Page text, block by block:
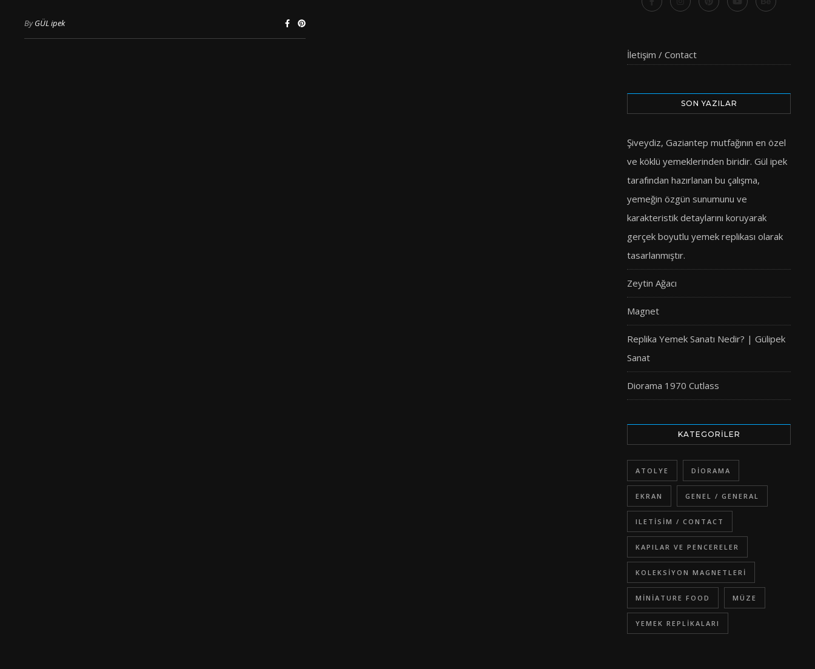
ByGÜL ipek
İletişim / Contact
SON YAZILAR
Şiveydiz, Gaziantep mutfağının en özel
ve köklü yemeklerinden biridir. Gül ipek
tarafından hazırlanan bu çalışma,
yemeğin özgün sunumunu ve
karakteristik detaylarını koruyarak
gerçek boyutlu yemek replikası olarak
tasarlanmıştır.
Zeytin Ağacı
Magnet
Replika Yemek Sanatı Nedir? | Gülipek
Sanat
Diorama 1970 Cutlass
KATEGORILER
ATOLYE DIORAMA
EKRAN GENEL / GENERAL
ILETISIM / CONTACT
KAPILAR VE PENCERELER
KOLEKSIYON MAGNETLERI
MINIATURE FOOD MÜZE
YEMEK REPLIKALARI